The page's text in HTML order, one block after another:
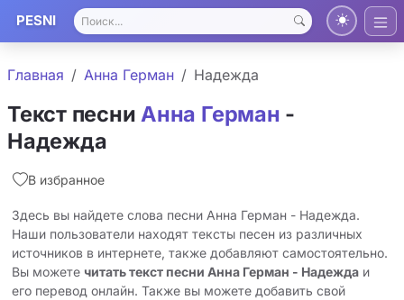
PESNI
Главная Анна Герман Надежда
Текст песни Анна Герман -
Надежда
В избранное
Здесь вы найдете слова песни Анна Герман - Надежда.
Наши пользователи находят тексты песен из различных
источников в интернете, также добавляют самостоятельно.
Вы можете читать текст песни Анна Герман - Надежда и
его перевод онлайн. Также вы можете добавить свой